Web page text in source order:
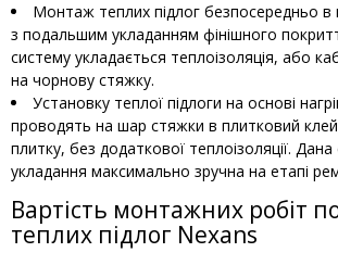
Монтаж теплих підлог безпосередньо
з подальшим укладанням фінішного
систему укладається теплоізоляція, або
на чорнову стяжку.
Установку теплої підлоги на основі
проводять на шар стяжки в плитковий клей,
плитку, без додаткової теплоізоляції.
укладання максимально зручна на етапі
Вартість монтажних робіт
теплих підлог Nexans